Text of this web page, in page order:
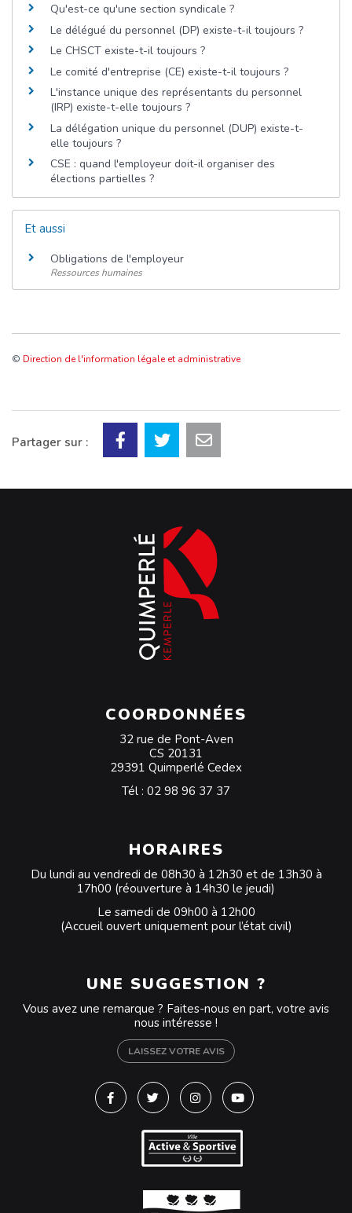
Qu'est-ce qu'une section syndicale ?
Le délégué du personnel (DP) existe-t-il toujours ?
Le CHSCT existe-t-il toujours ?
Le comité d'entreprise (CE) existe-t-il toujours ?
L'instance unique des représentants du personnel
(IRP) existe-t-elle toujours ?
La délégation unique du personnel (DUP) existe-t-
elle toujours ?
CSE : quand l'employeur doit-il organiser des
élections partielles ?
Et aussi
Obligations de l'employeur
Ressources humaines
© Direction de l'information légale et administrative
Partager sur :
COORDONNÉES
32 rue de Pont-Aven
CS 20131
29391 Quimperlé Cedex
Tél : 02 98 96 37 37
HORAIRES
Du lundi au vendredi de 08h30 à 12h30 et de 13h30 à
17h00 (réouverture à 14h30 le jeudi)
Le samedi de 09h00 à 12h00
(Accueil ouvert uniquement pour l’état civil)
UNE SUGGESTION ?
Vous avez une remarque ? Faites-nous en part, votre avis
nous intéresse !
LAISSEZ VOTRE AVIS
Lien vers le compte Facebook
Lien vers le compte Twitter
Lien vers le compte
Lien vers la chaîne